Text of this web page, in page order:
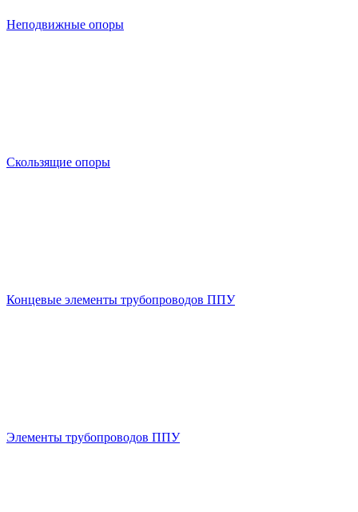
Неподвижные опоры
Скользящие опоры
Концевые элементы трубопроводов ППУ
Элементы трубопроводов ППУ